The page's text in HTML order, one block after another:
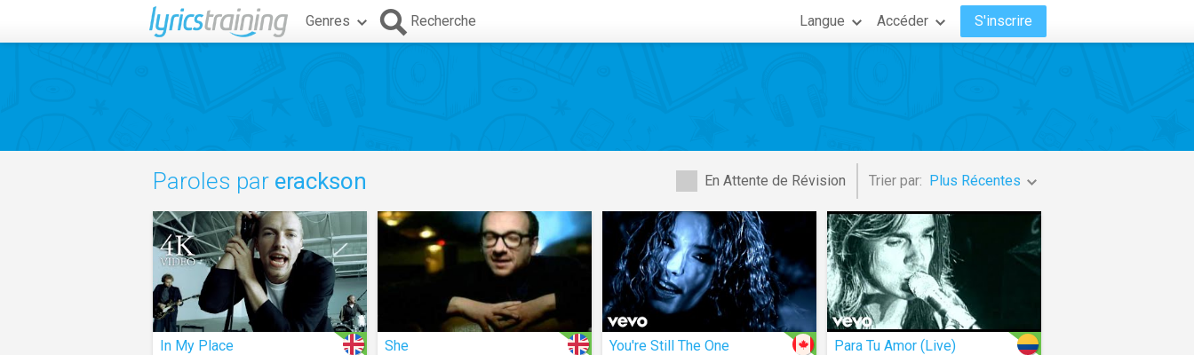
Genres Recherche Langue Accéder S'inscrire
En Attente de Révision Trier par: Plus Récentes
Paroles par erackson
In My Place She You're Still The One Para Tu Amor (Live)